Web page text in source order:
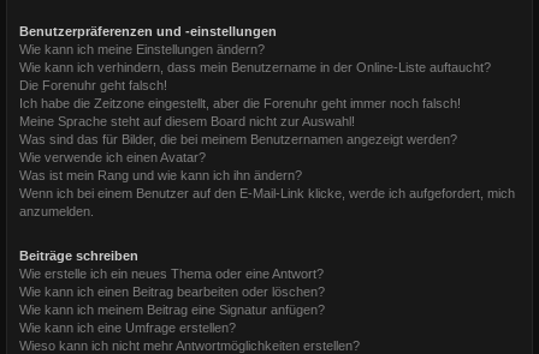
Benutzerpräferenzen und -einstellungen
Wie kann ich meine Einstellungen ändern?
Wie kann ich verhindern, dass mein Benutzername in der Online-Liste auftaucht?
Die Forenuhr geht falsch!
Ich habe die Zeitzone eingestellt, aber die Forenuhr geht immer noch falsch!
Meine Sprache steht auf diesem Board nicht zur Auswahl!
Was sind das für Bilder, die bei meinem Benutzernamen angezeigt werden?
Wie verwende ich einen Avatar?
Was ist mein Rang und wie kann ich ihn ändern?
Wenn ich bei einem Benutzer auf den E-Mail-Link klicke, werde ich aufgefordert, mich
anzumelden.
Beiträge schreiben
Wie erstelle ich ein neues Thema oder eine Antwort?
Wie kann ich einen Beitrag bearbeiten oder löschen?
Wie kann ich meinem Beitrag eine Signatur anfügen?
Wie kann ich eine Umfrage erstellen?
Wieso kann ich nicht mehr Antwortmöglichkeiten erstellen?